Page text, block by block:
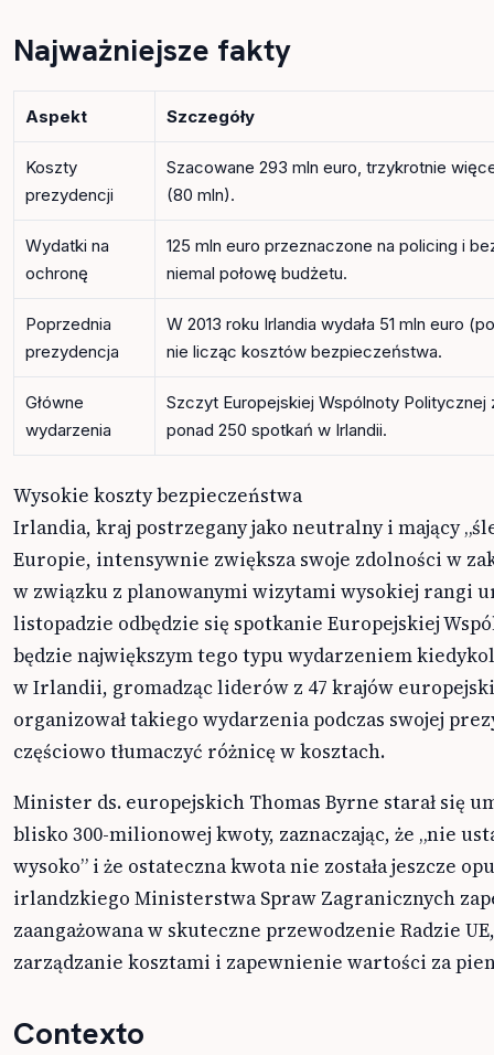
Najważniejsze fakty
Aspekt Szczegóły
Koszty
prezydencji
Szacowane 293 mln euro, trzykrotnie
(80 mln).
Wydatki na
ochronę
125 mln euro przeznaczone na policing i
niemal połowę budżetu.
Poprzednia
prezydencja
W 2013 roku Irlandia wydała 51 mln euro
nie licząc kosztów bezpieczeństwa.
Główne
wydarzenia
Szczyt Europejskiej Wspólnoty Politycznej
ponad 250 spotkań w Irlandii.
Wysokie koszty bezpieczeństwa
Irlandia, kraj postrzegany jako neutralny i mający
Europie, intensywnie zwiększa swoje zdolności w
w związku z planowanymi wizytami wysokiej rangi
listopadzie odbędzie się spotkanie Europejskiej
będzie największym tego typu wydarzeniem
w Irlandii, gromadząc liderów z 47 krajów
organizował takiego wydarzenia podczas swojej
częściowo tłumaczyć różnicę w kosztach.
Minister ds. europejskich Thomas Byrne starał się
blisko 300-milionowej kwoty, zaznaczając, że „nie
wysoko” i że ostateczna kwota nie została jeszcze
irlandzkiego Ministerstwa Spraw Zagranicznych
zaangażowana w skuteczne przewodzenie Radzie
zarządzanie kosztami i zapewnienie wartości za
Contexto